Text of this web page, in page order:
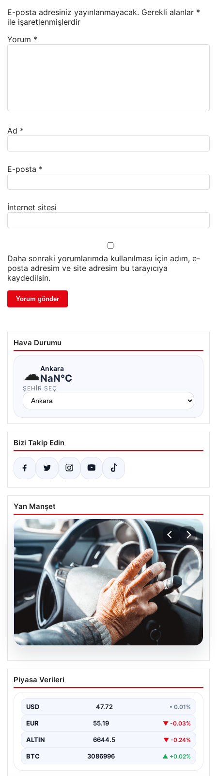
E-posta adresiniz yayınlanmayacak. Gerekli alanlar *
ile işaretlenmişlerdir
Yorum *
Ad *
E-posta *
İnternet sitesi
Daha sonraki yorumlarımda kullanılması için adım, e-
posta adresim ve site adresim bu tarayıcıya
kaydedilsin.
Hava Durumu
☁Ankara
NaN°C
ŞEHIR SEÇ
Bizi Takip Edin
Yan Manşet
08.08.2026
Emekliye ÖTV’siz araç desteği
gündemde mi? Resmi adımlar ve
Son zamanlarda sosyal medyada ve çeşitli haber
imkanlarının…
Piyasa Verileri
USD 47.72 • 0.01%
EUR 55.19 ▼ -0.03%
ALTIN 6644.5 ▼ -0.24%
BTC 3086996 ▲ +0.02%